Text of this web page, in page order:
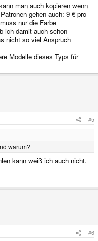
man auch kopieren wenn
gehen auch: 9 € pro
nur die Farbe
ich damit auch schon
nicht so viel Anspruch
Modelle dieses Typs für
#5
warum?
kann weiß ich auch nicht.
#6